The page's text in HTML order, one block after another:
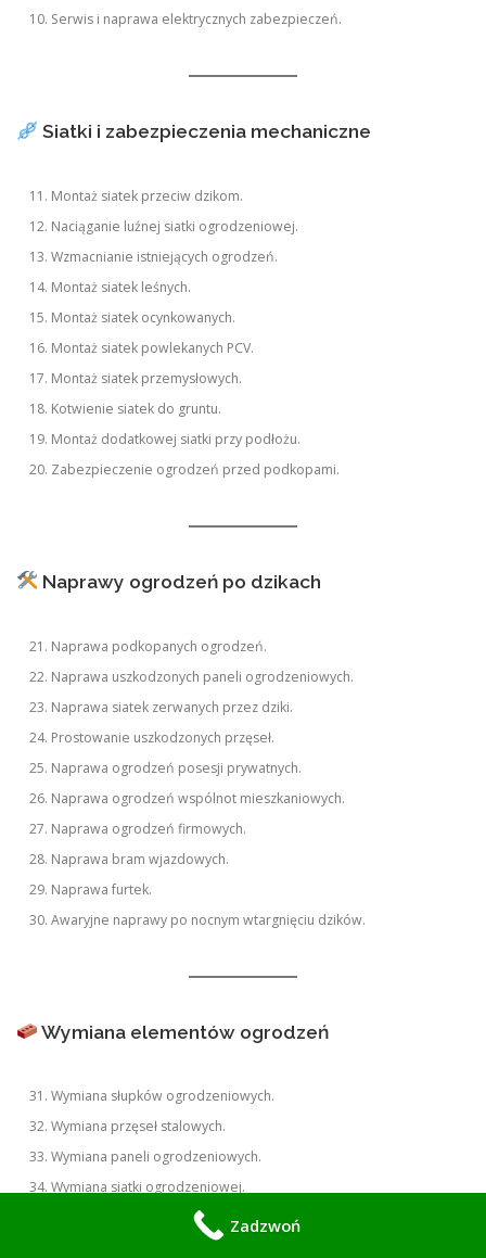
Serwis i naprawa elektrycznych zabezpieczeń.
Siatki i zabezpieczenia mechaniczne
Montaż siatek przeciw dzikom.
Naciąganie luźnej siatki ogrodzeniowej.
Wzmacnianie istniejących ogrodzeń.
Montaż siatek leśnych.
Montaż siatek ocynkowanych.
Montaż siatek powlekanych PCV.
Montaż siatek przemysłowych.
Kotwienie siatek do gruntu.
Montaż dodatkowej siatki przy podłożu.
Zabezpieczenie ogrodzeń przed podkopami.
Naprawy ogrodzeń po dzikach
Naprawa podkopanych ogrodzeń.
Naprawa uszkodzonych paneli ogrodzeniowych.
Naprawa siatek zerwanych przez dziki.
Prostowanie uszkodzonych przęseł.
Naprawa ogrodzeń posesji prywatnych.
Naprawa ogrodzeń wspólnot mieszkaniowych.
Naprawa ogrodzeń firmowych.
Naprawa bram wjazdowych.
Naprawa furtek.
Awaryjne naprawy po nocnym wtargnięciu dzików.
Wymiana elementów ogrodzeń
Wymiana słupków ogrodzeniowych.
Wymiana przęseł stalowych.
Wymiana paneli ogrodzeniowych.
Wymiana siatki ogrodzeniowej.
Wymiana podmurówki.
Zadzwoń